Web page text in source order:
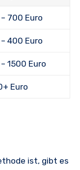
700 Euro
400 Euro
1500 Euro
Euro
ist, gibt es